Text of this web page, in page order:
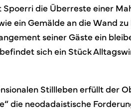
die Überreste einer
ein Gemälde an die Wand
seiner Gäste ein
befindet sich ein Stück
Stillleben erfüllt der
die neodadaistische